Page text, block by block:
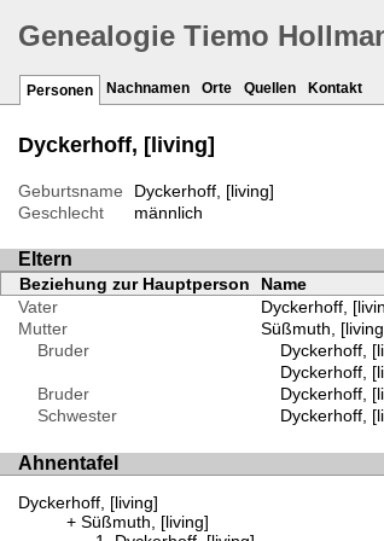
Genealogie Tiemo
Personen Nachnamen Orte Quellen Kontakt
Dyckerhoff, [living]
Geburtsname
Dyckerhoff, [living]
Geschlecht
männlich
Eltern
Beziehung zur Hauptperson Name
Vater
Dyckerhoff,
Mutter
Süßmuth,
Bruder
Dyckerhoff,
Dyckerhoff,
Bruder
Dyckerhoff,
Schwester
Dyckerhoff,
Ahnentafel
Dyckerhoff, [living]
Süßmuth, [living]